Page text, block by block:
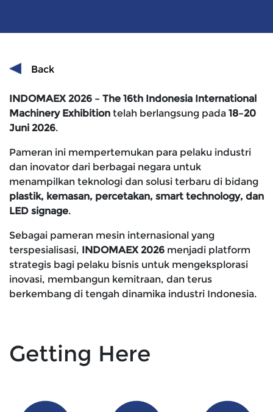
Back
INDOMAEX 2026 – The 16th Indonesia International
Machinery Exhibition telah berlangsung pada 18–20
Juni 2026.
Pameran ini mempertemukan para pelaku industri
dan inovator dari berbagai negara untuk
menampilkan teknologi dan solusi terbaru di bidang
plastik, kemasan, percetakan, smart technology, dan
LED signage.
Sebagai pameran mesin internasional yang
terspesialisasi, INDOMAEX 2026 menjadi platform
strategis bagi pelaku bisnis untuk mengeksplorasi
inovasi, membangun kemitraan, dan terus
berkembang di tengah dinamika industri Indonesia.
Getting Here